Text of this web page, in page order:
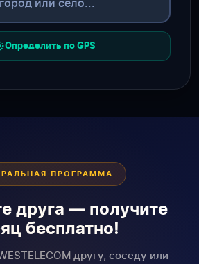
Определить по GPS
ПРОГРАММА
друга — получите
бесплатно!
другу, соседу или